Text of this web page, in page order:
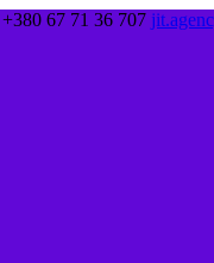
67 71 36 707